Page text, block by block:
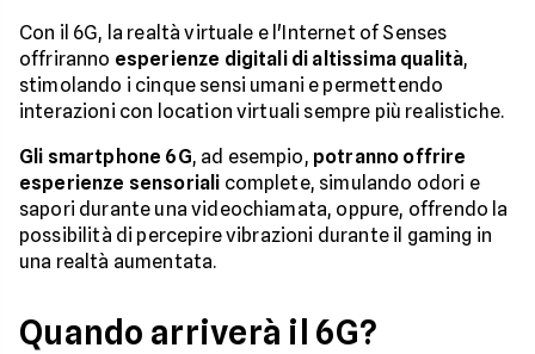
Con il 6G, la realtà virtuale e l'Internet of Senses
offriranno esperienze digitali di altissima qualità,
stimolando i cinque sensi umani e permettendo
interazioni con location virtuali sempre più realistiche.
Gli smartphone 6G, ad esempio, potranno offrire
esperienze sensoriali complete, simulando odori e
sapori durante una videochiamata, oppure, offrendo la
possibilità di percepire vibrazioni durante il gaming in
una realtà aumentata.
Quando arriverà il 6G?